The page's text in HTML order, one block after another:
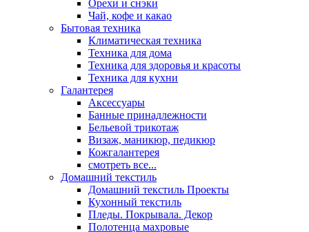
Орехи и снэки
Чай, кофе и какао
Бытовая техника
Климатическая техника
Техника для дома
Техника для здоровья и красоты
Техника для кухни
Галантерея
Аксессуары
Банные принадлежности
Бельевой трикотаж
Визаж, маникюр, педикюр
Кожгалантерея
смотреть все...
Домашний текстиль
Домашний текстиль Проекты
Кухонный текстиль
Пледы. Покрывала. Декор
Полотенца махровые